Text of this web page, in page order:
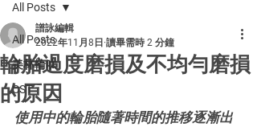
All Posts
美林輪呔
CST
All Posts
輪胎過度磨損及不均勻磨損
的原因
譜詠編輯
2022年11月8日 讀畢需時 2 分鐘
使用中的輪胎隨著時間的推移逐漸出